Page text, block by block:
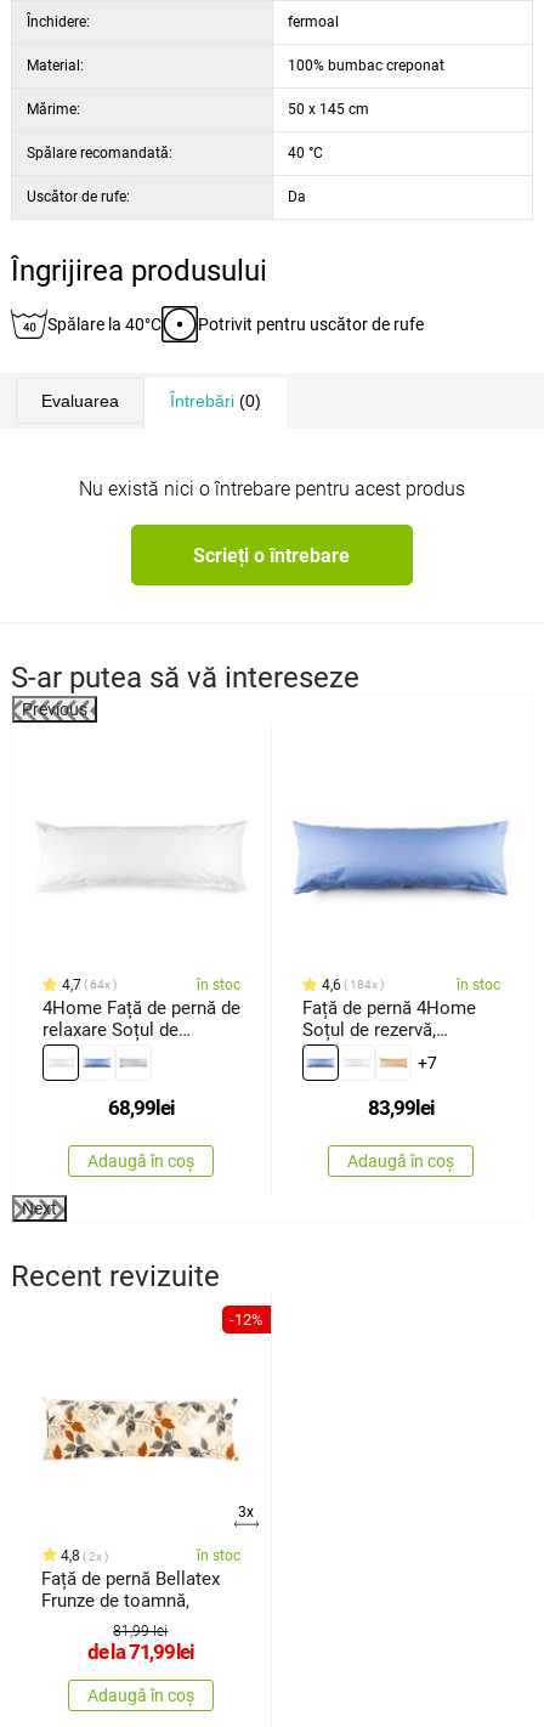
Închidere: fermoal
Material: 100% bumbac creponat
Mărime: 50 x 145 cm
Spălare recomandată: 40 °C
Uscător de rufe: Da
Îngrijirea produsului
Spălare la 40°C Potrivit pentru uscător de rufe
Evaluarea Întrebări(0)
Nu există nici o întrebare pentru acest produs
Scrieți o întrebare
S-ar putea să vă intereseze
Previous
4,7 64x în stoc
4Home Față de pernă de
relaxare Soțul de
rezervă albă, 45 x 120
cm
68,99 lei
Adaugă în coș
4,6 184x în stoc
Față de pernă 4Home
Soțul de rezervă,
albastru, 50 x 150 cm
+7
83,99 lei
Adaugă în coș
Next
Recent revizuite
-12%
3x
4,8 2x în stoc
Față de pernă Bellatex
Frunze de toamnă,
81,99 lei
de la71,99lei
Adaugă în coș